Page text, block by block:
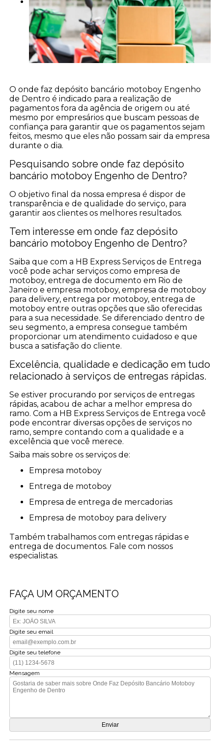
O onde faz depósito bancário motoboy Engenho
de Dentro é indicado para a realização de
pagamentos fora da agência de origem ou até
mesmo por empresários que buscam pessoas de
confiança para garantir que os pagamentos sejam
feitos, mesmo que eles não possam sair da empresa
durante o dia.
Pesquisando sobre onde faz depósito
bancário motoboy Engenho de Dentro?
O objetivo final da nossa empresa é dispor de
transparência e de qualidade do serviço, para
garantir aos clientes os melhores resultados.
Tem interesse em onde faz depósito
bancário motoboy Engenho de Dentro?
Saiba que com a HB Express Serviços de Entrega
você pode achar serviços como empresa de
motoboy, entrega de documento em Rio de
Janeiro e empresa motoboy, empresa de motoboy
para delivery, entrega por motoboy, entrega de
motoboy entre outras opções que são oferecidas
para a sua necessidade. Se diferenciado dentro de
seu segmento, a empresa consegue também
proporcionar um atendimento cuidadoso e que
busca a satisfação do cliente.
Excelência, qualidade e dedicação em tudo
relacionado à serviços de entregas rápidas.
Se estiver procurando por serviços de entregas
rápidas, acabou de achar a melhor empresa do
ramo. Com a HB Express Serviços de Entrega você
pode encontrar diversas opções de serviços no
ramo, sempre contando com a qualidade e a
excelência que você merece.
Saiba mais sobre os serviços de:
empresa motoboy
entrega de motoboy
empresa de entrega de mercadorias
empresa de motoboy para delivery
Também trabalhamos com entregas rápidas e
entrega de documentos. Fale com nossos
especialistas.
FAÇA UM ORÇAMENTO
Digite seu nome
Digite seu email
Digite seu telefone
Mensagem